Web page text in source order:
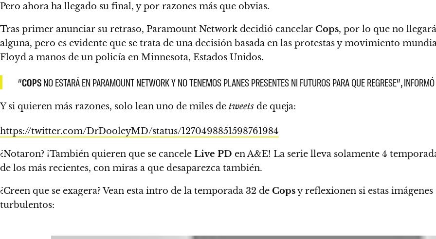
Pero ahora ha llegado su final, y por razones más que obvias.
Tras primer anunciar su retraso, Paramount Network decidió cancelar Cops, por lo que no
alguna, pero es evidente que se trata de una decisión basada en las protestas y movimiento
Floyd a manos de un policía en Minnesota, Estados Unidos.
“COPSNO ESTARÁ EN PARAMOUNT NETWORK Y NO TENEMOS PLANES PRESENTES NI FUTUROS PARA QUE REGRESE”,
Y si quieren más razones, solo lean uno de miles de tweets de queja:
https://twitter.com/DrDooleyMD/status/1270498851598761984
¿Notaron? ¡También quieren que se cancele Live PD en A&E! La serie lleva solamente 4
de los más recientes, con miras a que desaparezca también.
¿Creen que se exagera?Vean esta intro de la temporada 32 de Copsy reflexionen si estas
turbulentos: